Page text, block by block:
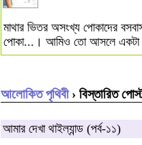
মাথার ভিতর অসংখ্য পোকাদের
পোকা...। আমিও তো আসলে একটা
আলোকিত পৃথিবী› বিস্তারিত
আমার দেখা থাইল্যান্ড (পর্ব-১১)